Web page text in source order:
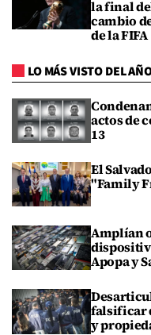
la final
cambio
de la FIFA
LO MÁS VISTO DEL
actos de
13
El
"Family
Amplían
Apopa y
falsificar
y